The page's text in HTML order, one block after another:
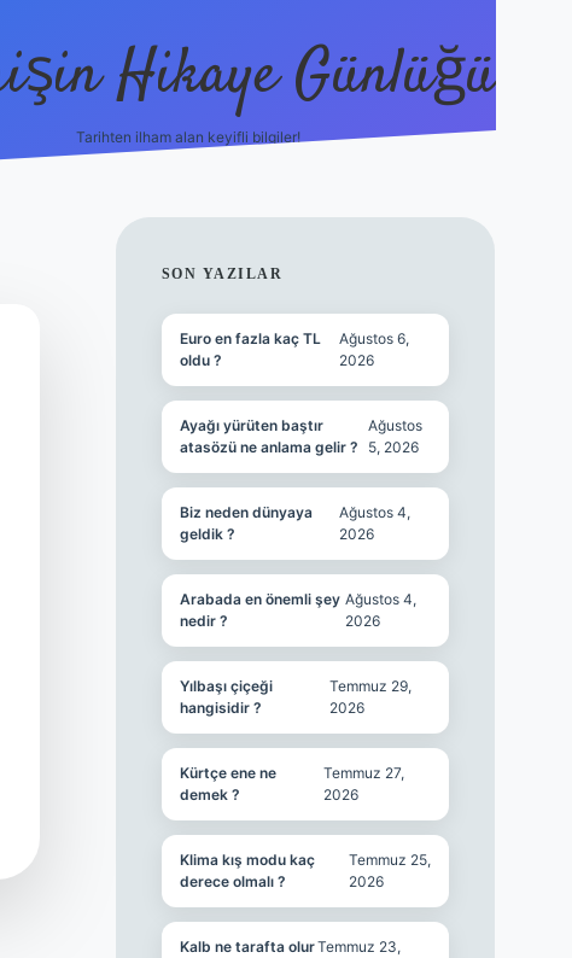
Hikaye Günlüğü
Tarihten ilham alan keyifli bilgiler!
SIDEBAR
SON YAZILAR
Euro en fazla kaç TL
oldu ?
Ağustos 6,
2026
Ayağı yürüten baştır
atasözü ne anlama gelir ?
Ağustos
5, 2026
Biz neden dünyaya
geldik ?
Ağustos 4,
2026
Arabada en önemli şey
nedir ?
Ağustos 4,
2026
Yılbaşı çiçeği
hangisidir ?
Temmuz 29,
2026
Kürtçe ene ne
demek ?
Temmuz 27,
2026
Klima kış modu kaç
derece olmalı ?
Temmuz 25,
2026
Kalb ne tarafta olurTemmuz 23,
betbox giriş